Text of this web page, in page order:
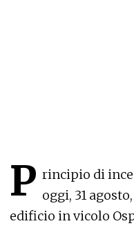
P rincipio di
oggi, 31
edificio in vicolo